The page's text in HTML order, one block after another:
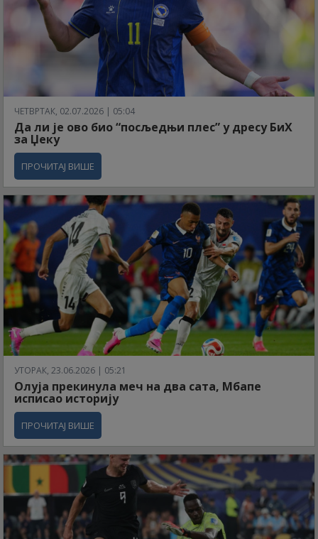
ЧЕТВРТАК, 02.07.2026 | 05:04
Да ли је ово био “посљедњи плес” у дресу БиХ
за Џеку
ПРОЧИТАЈ ВИШЕ
УТОРАК, 23.06.2026 | 05:21
Олуја прекинула меч на два сата, Мбапе
исписао историју
ПРОЧИТАЈ ВИШЕ